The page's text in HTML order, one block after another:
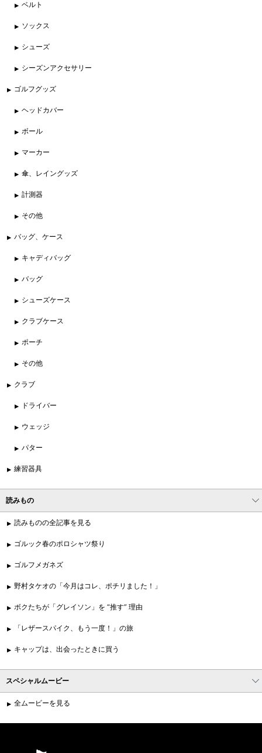
ベルト
ソックス
シューズ
シーズンアクセサリー
ゴルフグッズ
ヘッドカバー
ボール
マーカー
傘、レイングッズ
計測器
その他
バッグ、ケース
キャディバッグ
バッグ
シューズケース
クラブケース
ポーチ
その他
クラブ
ドライバー
ウェッジ
パター
練習器具
読みもの
読みものの全記事を見る
ゴルック春のポロシャツ祭り
ゴルフメガネズ
野村タケオの「今月はコレ、ポチリました！」
ボクたちが「グレイソン」を “推す” 理由
「レザースパイク、もう一度！」の旅
キャップは、出会ったときに買う
スペシャルムービー
全ムービーを見る